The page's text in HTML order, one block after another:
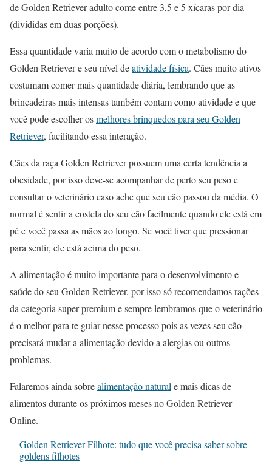
de Golden Retriever adulto come entre 3,5 e 5 xícaras por dia
(divididas em duas porções).
Essa quantidade varia muito de acordo com o metabolismo do
Golden Retriever e seu nível deatividade física. Cães muito ativos
costumam comer mais quantidade diária, lembrando que as
brincadeiras mais intensas também contam como atividade e que
você pode escolher osmelhores brinquedos para seu Golden
Retriever, facilitando essa interação.
Cães da raça Golden Retriever possuem uma certa tendência a
obesidade, por isso deve-se acompanhar de perto seu peso e
consultar o veterinário caso ache que seu cão passou da média. O
normal é sentir a costela do seu cão facilmente quando ele está em
pé e você passa as mãos ao longo. Se você tiver que pressionar
para sentir, ele está acima do peso.
A alimentação é muito importante para o desenvolvimento e
saúde do seu Golden Retriever, por isso só recomendamos rações
da categoria super premium e sempre lembramos que o veterinário
é o melhor para te guiar nesse processo pois as vezes seu cão
precisará mudar a alimentação devido a alergias ou outros
problemas.
Falaremos ainda sobrealimentação natural e mais dicas de
alimentos durante os próximos meses no Golden Retriever
Online.
Golden Retriever Filhote: tudo que você precisa saber sobre
goldens filhotes